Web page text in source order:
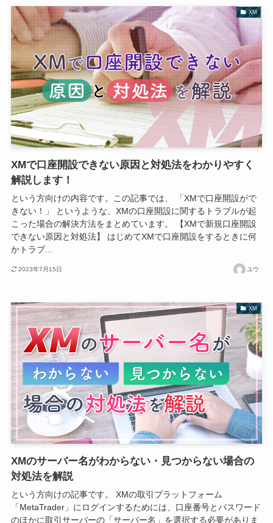
XM
XMで口座開設できない原因と対処法をわかりやすく
解説します！
という方向けの内容です。この記事では、 「XMで口座開設がで
きない！」 というような、XMの口座開設に関するトラブルが起
こった場合の解決方法をまとめています。 【XMで新規口座開設
できない原因と対処法】 はじめてXMで口座開設をするときに何
かトラブ...
2023年7月15日 ユウ
XM
XMのサーバー名がわからない・見つからない場合の
対処法を解説
という方向けの記事です。 XMの取引プラットフォーム
「MetaTrader」にログインするためには、口座番号とパスワード
のほかに取引サーバーの「サーバー名」を選択する必要がありま